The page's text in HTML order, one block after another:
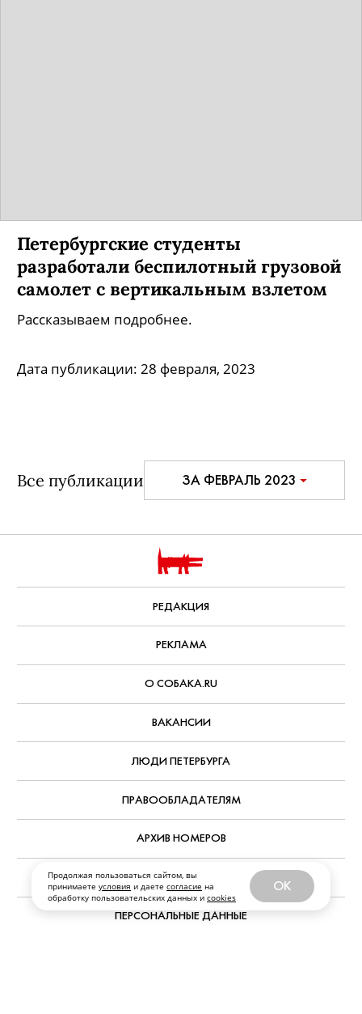
Продолжая пользоваться сайтом, вы
принимаете условия и даете согласие на
обработку пользовательских данных и cookies
OK
Петербургские студенты
разработали беспилотный грузовой
самолет с вертикальным взлетом
Рассказываем подробнее.
Дата публикации: 28 февраля, 2023